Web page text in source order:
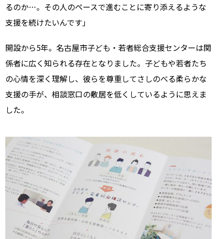
るのか…。その人のペースで進むことに寄り添えるような
支援を続けたいんです」
開設から5年。名古屋市子ども・若者総合支援センターは関
係者に広く知られる存在となりました。子どもや若者たち
の心情を深く理解し、彼らを尊重してさしのべる柔らかな
支援の手が、相談窓口の敷居を低くしているように思えま
した。